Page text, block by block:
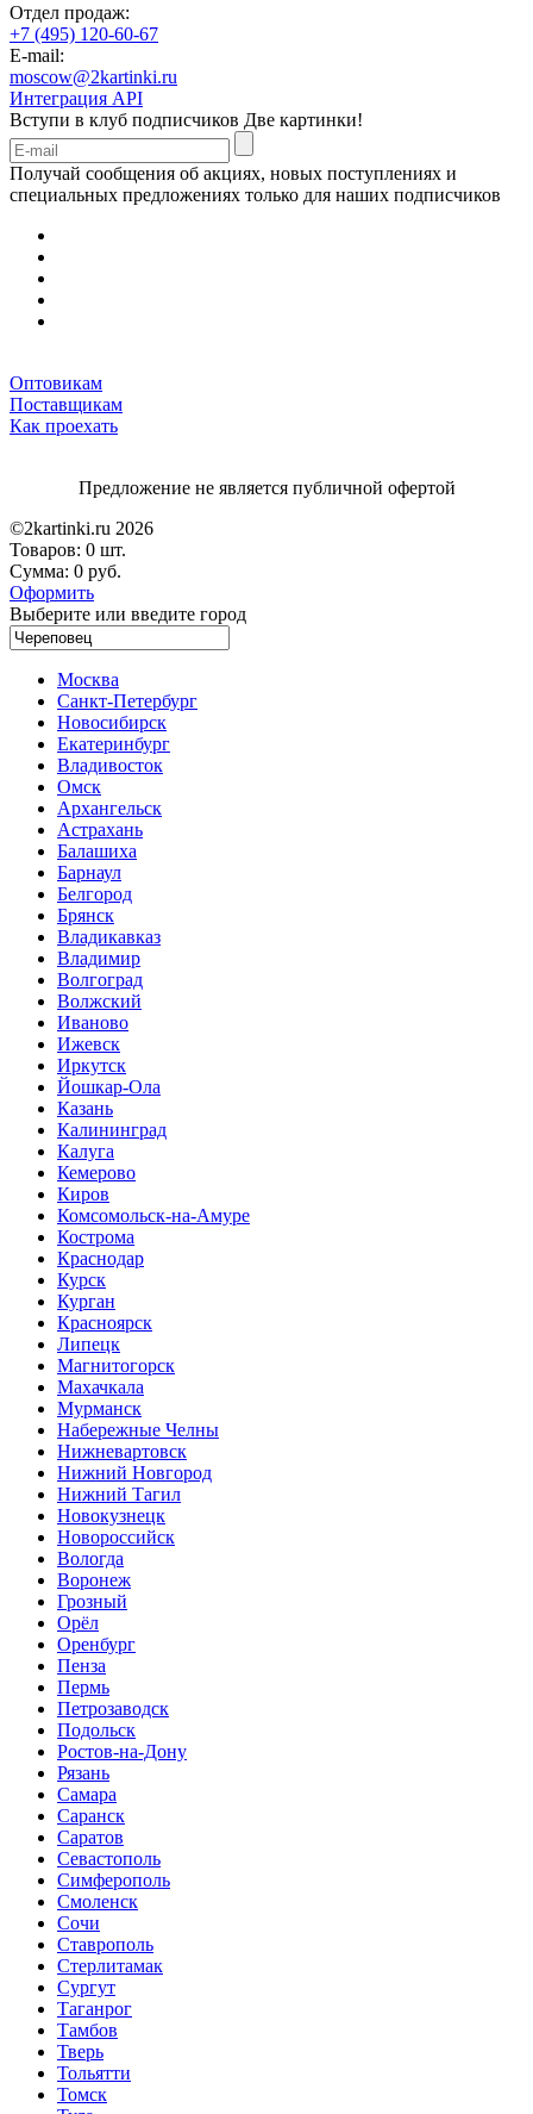
Отдел продаж:
+7 (495) 120-60-67
E-mail:
moscow@2kartinki.ru
Интеграция API
Вступи в клуб подписчиков Две картинки!
Получай сообщения об акциях, новых поступлениях и
специальных предложениях только для наших подписчиков
Оптовикам
Поставщикам
Как проехать
Предложение не является публичной офертой
©2kartinki.ru 2026
Товаров: 0 шт.
Сумма: 0 руб.
Оформить
Выберите или введите город
Москва
Санкт-Петербург
Новосибирск
Екатеринбург
Владивосток
Омск
Архангельск
Астрахань
Балашиха
Барнаул
Белгород
Брянск
Владикавказ
Владимир
Волгоград
Волжский
Иваново
Ижевск
Иркутск
Йошкар-Ола
Казань
Калининград
Калуга
Кемерово
Киров
Комсомольск-на-Амуре
Кострома
Краснодар
Курск
Курган
Красноярск
Липецк
Магнитогорск
Махачкала
Мурманск
Набережные Челны
Нижневартовск
Нижний Новгород
Нижний Тагил
Новокузнецк
Новороссийск
Вологда
Воронеж
Грозный
Орёл
Оренбург
Пенза
Пермь
Петрозаводск
Подольск
Ростов-на-Дону
Рязань
Самара
Саранск
Саратов
Севастополь
Симферополь
Смоленск
Сочи
Ставрополь
Стерлитамак
Сургут
Таганрог
Тамбов
Тверь
Тольятти
Томск